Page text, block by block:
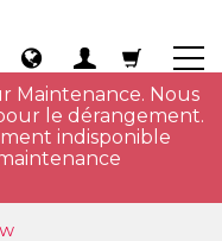
Maintenance. Nous
le dérangement.
indisponible